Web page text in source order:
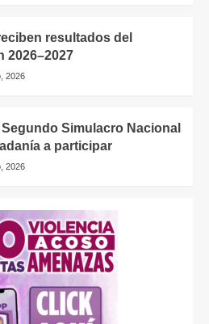
resultados del
2026–2027
2026
Simulacro Nacional
a participar
2026